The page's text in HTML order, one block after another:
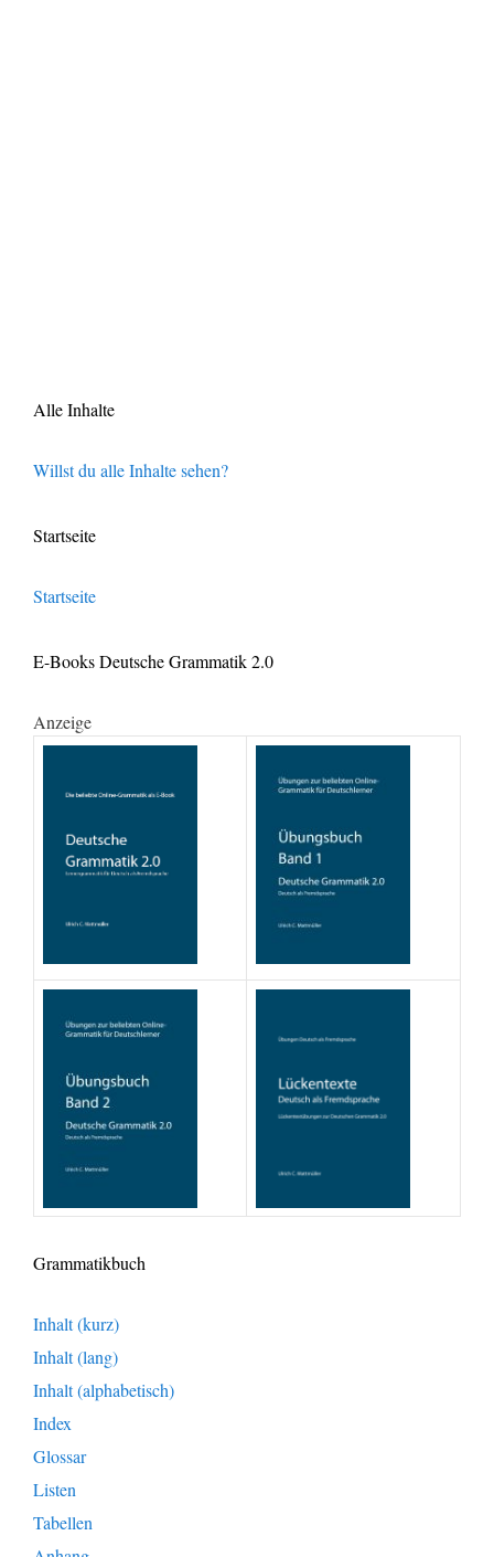
Alle Inhalte
Willst du alle Inhalte sehen?
Startseite
Startseite
E-Books Deutsche Grammatik 2.0
Anzeige
Grammatikbuch
Inhalt (kurz)
Inhalt (lang)
Inhalt (alphabetisch)
Index
Glossar
Listen
Tabellen